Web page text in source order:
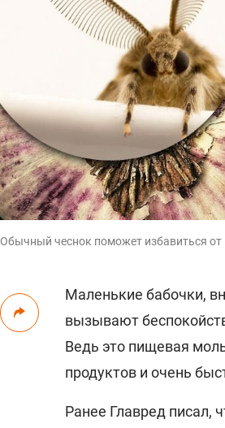
Обычный чеснок поможет избавиться
Маленькие бабочки,
вызывают
Ведь это пищевая
продуктов и очень
Ранее Главред писал,